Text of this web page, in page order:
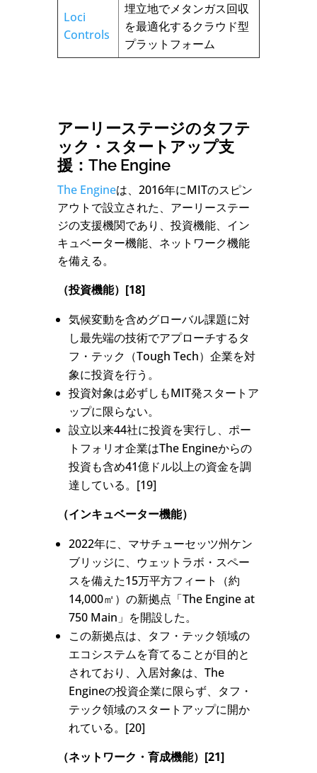
Loci
Controls
埋立地でメタンガス回収
を最適化するクラウド型
プラットフォーム
アーリーステージのタフテ
ック・スタートアップ支
援：The Engine
The Engineは、2016年にMITのスピン
アウトで設立された、アーリーステー
ジの支援機関であり、投資機能、イン
キュベーター機能、ネットワーク機能
を備える。
（投資機能）[18]
気候変動を含めグローバル課題に対
し最先端の技術でアプローチするタ
フ・テック（Tough Tech）企業を対
象に投資を行う。
投資対象は必ずしもMIT発スタートア
ップに限らない。
設立以来44社に投資を実行し、ポー
トフォリオ企業はThe Engineからの
投資も含め41億ドル以上の資金を調
達している。[19]
（インキュベーター機能）
2022年に、マサチューセッツ州ケン
ブリッジに、ウェットラボ・スペー
スを備えた15万平方フィート（約
14,000㎡）の新拠点「The Engine at
750 Main」を開設した。
この新拠点は、タフ・テック領域の
エコシステムを育てることが目的と
されており、入居対象は、The
Engineの投資企業に限らず、タフ・
テック領域のスタートアップに開か
れている。[20]
（ネットワーク・育成機能）[21]